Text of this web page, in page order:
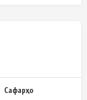
Сафарҳо